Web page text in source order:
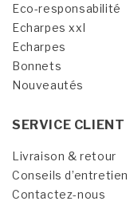
Eco-responsabilité
Echarpes xxl
Echarpes
Bonnets
Nouveautés
SERVICE CLIENT
Livraison & retour
Conseils d’entretien
Contactez-nous